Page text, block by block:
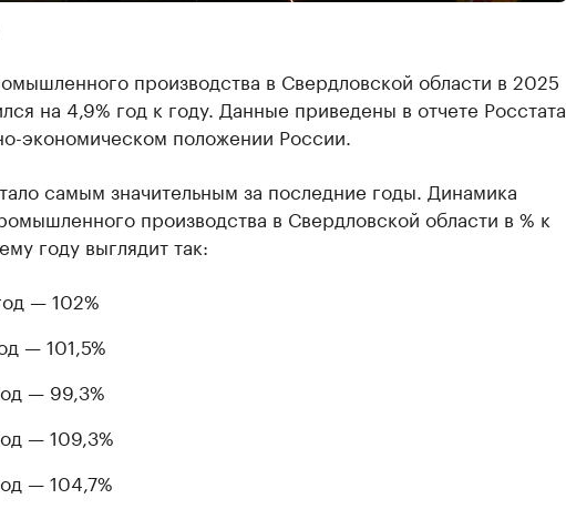
производства в Свердловской области в 2025
на 4,9% год к году. Данные приведены в отчете Росстата
экономическом положении России.
самым значительным за последние годы. Динамика
производства в Свердловской области в % к
году выглядит так:
— 102%
— 101,5%
— 99,3%
— 109,3%
— 104,7%